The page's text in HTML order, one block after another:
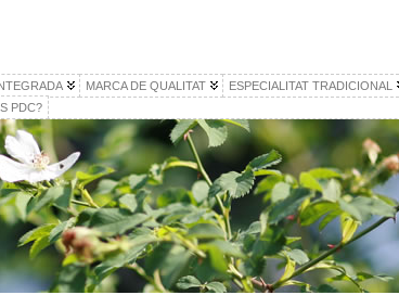
MARCA DE QUALITAT ESPECIALITAT TRADICIONAL
PDC?